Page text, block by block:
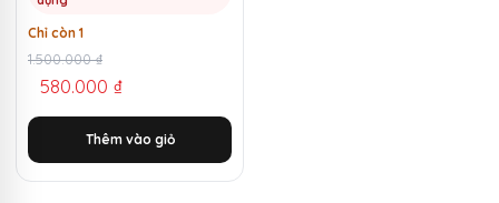
Chỉ còn 1
1.500.000₫
Giá
gốc
là:
1.500.000 ₫.
580.000 ₫
Giá
hiện
tại
là:
580.000 ₫.
Thêm vào giỏ